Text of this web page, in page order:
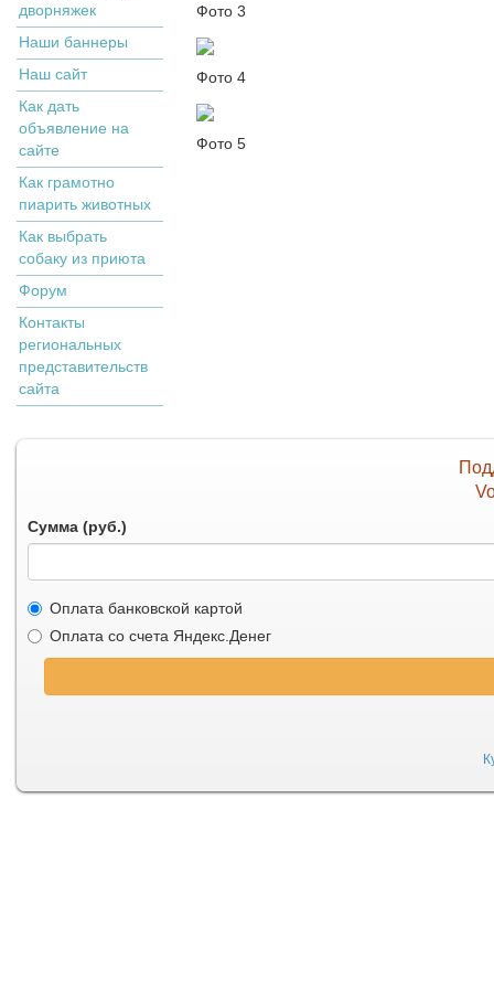
дворняжек
Наши баннеры
Наш сайт
Как дать
объявление на
сайте
Как грамотно
пиарить животных
Как выбрать
собаку из приюта
Форум
Контакты
региональных
представительств
сайта
Фото 3
Фото 4
Фото 5
Сумма (руб.)
Оплата банковской картой
Оплата со счета Яндекс.Денег